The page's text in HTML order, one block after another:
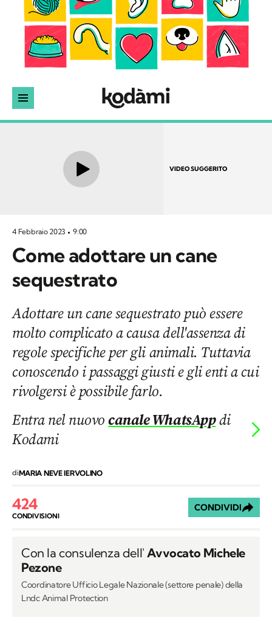
VIDEO SUGGERITO
4 Febbraio 2023 9:00
Come adottare un cane
sequestrato
Adottare un cane sequestrato può essere
molto complicato a causa dell'assenza di
regole specifiche per gli animali. Tuttavia
conoscendo i passaggi giusti e gli enti a cui
rivolgersi è possibile farlo.
Entra nel nuovocanale WhatsAppdi
Kodami
diMARIA NEVE IERVOLINO
424
CONDIVISIONI
CONDIVIDI
Con la consulenza dell'Avvocato Michele
Pezone
Coordinatore Ufficio Legale Nazionale (settore penale) della
Lndc Animal Protection